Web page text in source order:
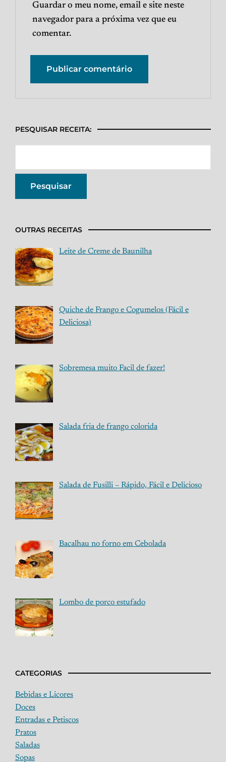
Guardar o meu nome, email e site neste
navegador para a próxima vez que eu
comentar.
PESQUISAR RECEITA:
OUTRAS RECEITAS
Leite de Creme de Baunilha
Quiche de Frango e Cogumelos (Fácil e
Deliciosa)
Sobremesa muito Facil de fazer!
Salada fria de frango colorida
Salada de Fusilli – Rápido, Fácil e Delicioso
Bacalhau no forno em Cebolada
Lombo de porco estufado
CATEGORIAS
Bebidas e Licores
Doces
Entradas e Petiscos
Pratos
Saladas
Sopas